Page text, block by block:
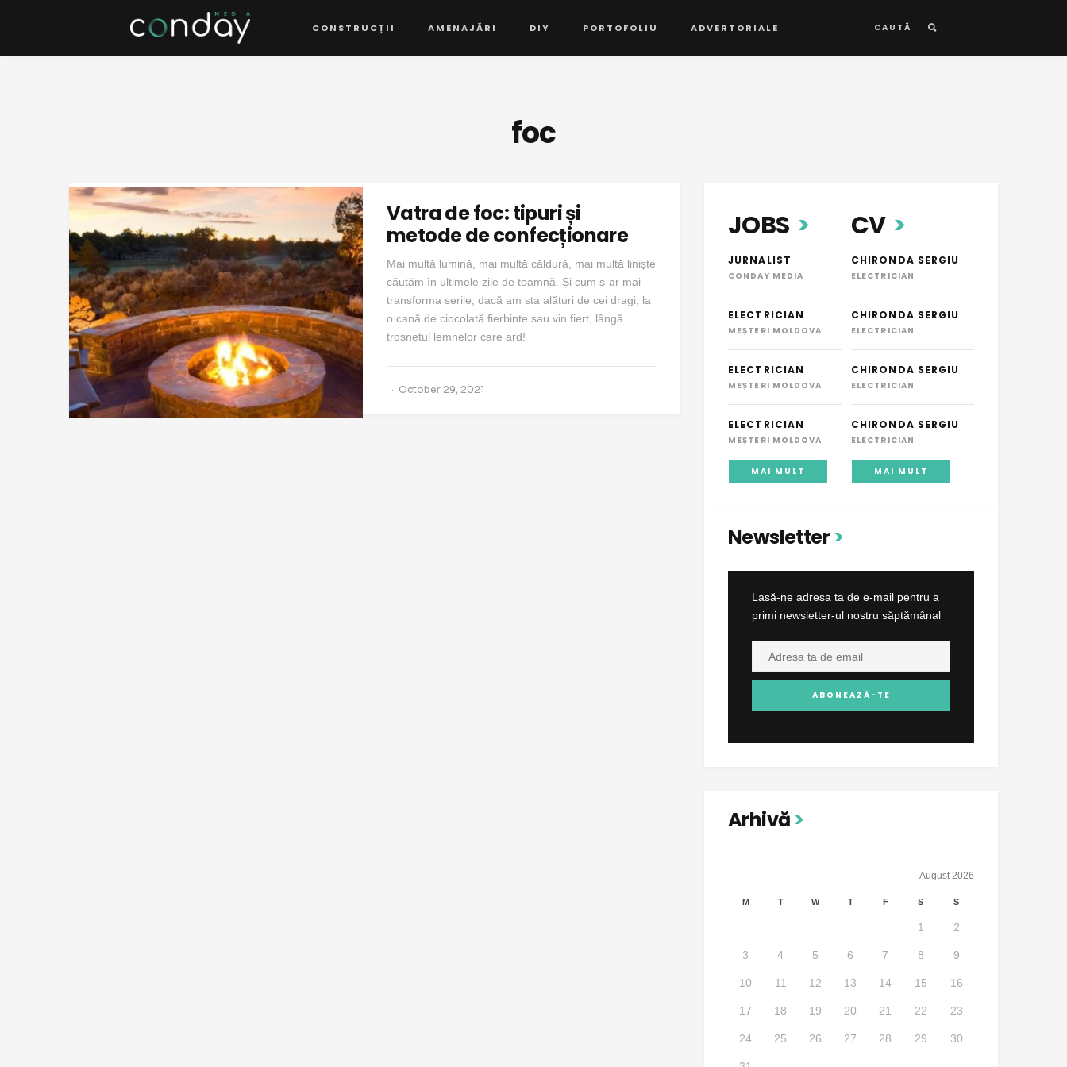
CONSTRUCȚII AMENAJĂRI DIY PORTOFOLIU ADVERTORIALE CAUTĂ
foc
Vatra de foc: tipuri și
metode de confecționare
Mai multă lumină, mai multă căldură, mai multă liniște
căutăm în ultimele zile de toamnă. Și cum s-ar mai
transforma serile, dacă am sta alături de cei dragi, la
o cană de ciocolată fierbinte sau vin fiert, lângă
trosnetul lemnelor care ard!
October 29, 2021
JOBS
JURNALIST
CONDAY MEDIA
ELECTRICIAN
MEȘTERI MOLDOVA
ELECTRICIAN
MEȘTERI MOLDOVA
ELECTRICIAN
MEȘTERI MOLDOVA
MAI MULT
CV
CHIRONDA SERGIU
ELECTRICIAN
CHIRONDA SERGIU
ELECTRICIAN
CHIRONDA SERGIU
ELECTRICIAN
CHIRONDA SERGIU
ELECTRICIAN
MAI MULT
Newsletter
Lasă-ne adresa ta de e-mail pentru a
primi newsletter-ul nostru săptămânal
Arhivă
August 2026
M T W T F S S
1 2
3 4 5 6 7 8 9
10 11 12 13 14 15 16
17 18 19 20 21 22 23
24 25 26 27 28 29 30